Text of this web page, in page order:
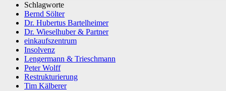
Schlagworte
Bernd Sölter
Dr. Hubertus Bartelheimer
Dr. Wieselhuber & Partner
einkaufszentrum
Insolvenz
Lengermann & Trieschmann
Peter Wolff
Restrukturierung
Tim Kälberer